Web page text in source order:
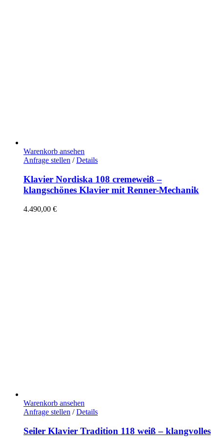
Warenkorb ansehen
Anfrage stellen / Details
Klavier Nordiska 108 cremeweiß –
klangschönes Klavier mit Renner-Mechanik
4.490,00 €
Warenkorb ansehen
Anfrage stellen / Details
Seiler Klavier Tradition 118 weiß – klangvolles